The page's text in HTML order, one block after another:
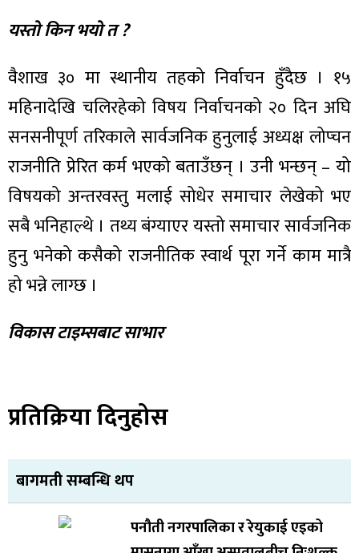
यस्तो किन भयो त ?
वैशाख ३० मा स्थानीय तहको निर्वाचन हुँदैछ । १५
महिनादेखि चलिरहेको विषय निर्वाचनको २० दिन अघि
सनसनीपूर्ण तरिकाले सार्वजनिक हुनुलाई अध्यक्ष लोप्चन
राजनीति प्रेरित कर्म भएको बताउँछन् । उनी भन्छन् – यो
विषयको अन्तरवस्तु मलाई सोधेर समाचार लेखेको भए
सबै भनिहाल्थे । तथ्य बंग्याएर यस्तो समाचार सार्वजनिक
हुनु भनेको कसैको राजनीतिक स्वार्थ पूरा गर्ने काम मात्रै
हो भन्ने लाग्छ ।
विकास टाइम्सबाट साभार
प्रतिक्रिया दिनुहोस
बागमती सम्बन्धि थप
पनौती नगरपालिका र रेयुकाई एइको